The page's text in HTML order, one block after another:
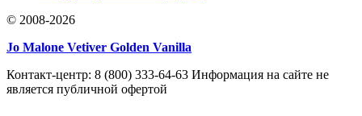
© 2008-2026
Jo Malone Vetiver Golden Vanilla
Контакт-центр: 8 (800) 333-64-63 Информация на сайте не
является публичной офертой